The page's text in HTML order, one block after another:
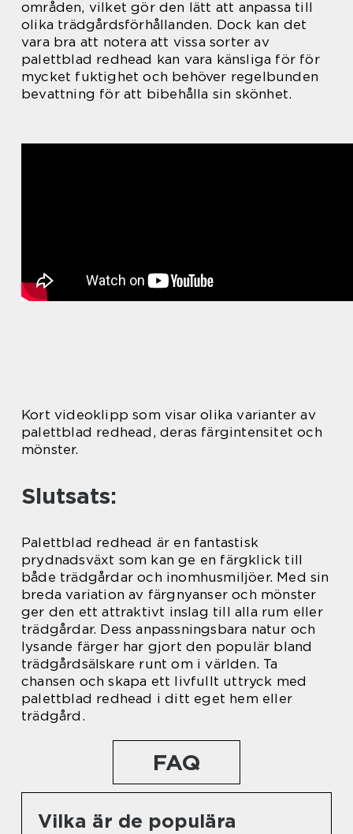
områden, vilket gör den lätt att anpassa till
olika trädgårdsförhållanden. Dock kan det
vara bra att notera att vissa sorter av
palettblad redhead kan vara känsliga för för
mycket fuktighet och behöver regelbunden
bevattning för att bibehålla sin skönhet.
Kort videoklipp som visar olika varianter av
palettblad redhead, deras färgintensitet och
mönster.
Slutsats:
Palettblad redhead är en fantastisk
prydnadsväxt som kan ge en färgklick till
både trädgårdar och inomhusmiljöer. Med sin
breda variation av färgnyanser och mönster
ger den ett attraktivt inslag till alla rum eller
trädgårdar. Dess anpassningsbara natur och
lysande färger har gjort den populär bland
trädgårdsälskare runt om i världen. Ta
chansen och skapa ett livfullt uttryck med
palettblad redhead i ditt eget hem eller
trädgård.
FAQ
Vilka är de populära